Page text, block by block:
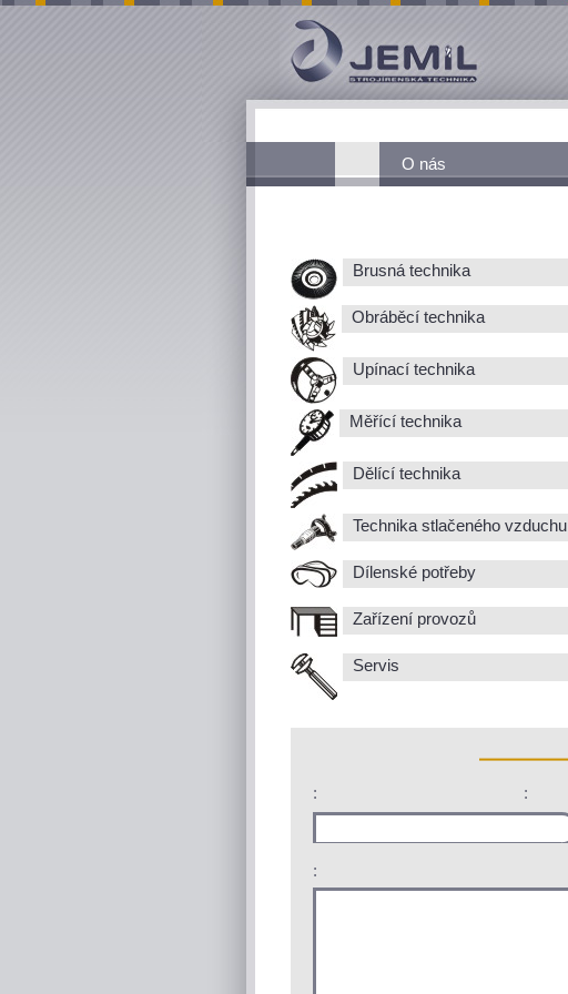
O nás
Brusná technika
Obráběcí technika
Upínací technika
Měřící technika
Dělící technika
Technika stlačeného vzduchu
Dílenské potřeby
Zařízení provozů
Servis
: :
: